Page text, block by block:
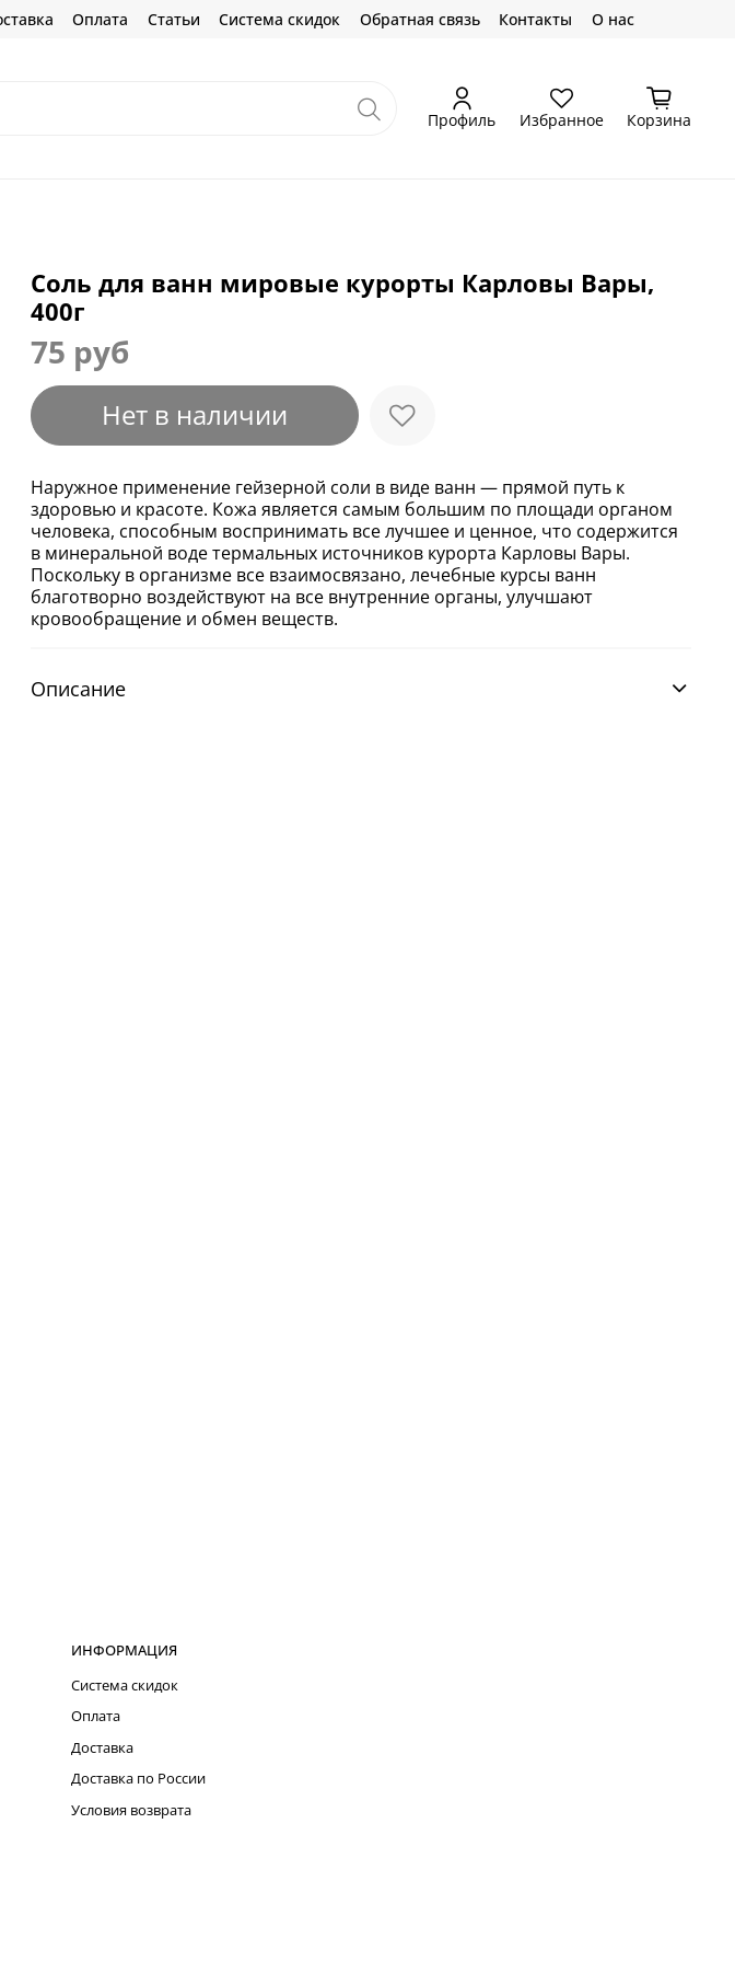
Оплата Статьи Система скидок Обратная связь Контакты О нас
Профиль Избранное Корзина
Соль для ванн мировые курорты Карловы Вары,
400г
75 руб
Нет в наличии
Наружное применение гейзерной соли в виде ванн — прямой путь к
здоровью и красоте. Кожа является самым большим по площади органом
человека, способным воспринимать все лучшее и ценное, что содержится
в минеральной воде термальных источников курорта Карловы Вары.
Поскольку в организме все взаимосвязано, лечебные курсы ванн
благотворно воздействуют на все внутренние органы, улучшают
кровообращение и обмен веществ.
Описание
ИНФОРМАЦИЯ
Система скидок
Оплата
Доставка
Доставка по России
Условия возврата